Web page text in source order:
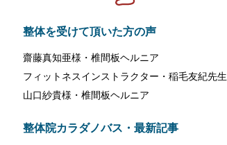
整体を受けて頂いた方の声
齋藤真知亜様・椎間板ヘルニア
フィットネスインストラクター・稲毛友紀先生
山口紗貴様・椎間板ヘルニア
整体院カラダノバス・最新記事